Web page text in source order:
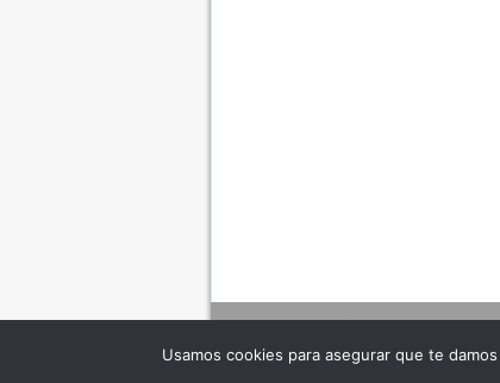
Usamos cookies para asegurar que te